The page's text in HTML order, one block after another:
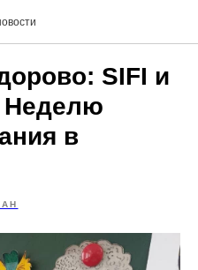
SIFI и
Неделю
в